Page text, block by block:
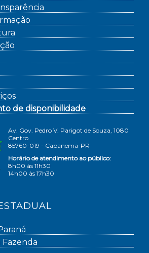
de disponibilidade
Av. Gov. Pedro V. Parigot de Souza, 1080
Centro
85760-019 - Capanema-PR
Horário de atendimento ao público:
8h00 às 11h30
14h00 às 17h30
Fazenda